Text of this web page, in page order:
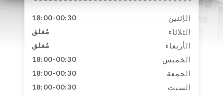
الإثنين 18:00-00:30
الثلاثاء مُغلق
الأربعاء مُغلق
الخميس 18:00-00:30
الجمعة 18:00-00:30
السبت 18:00-00:30